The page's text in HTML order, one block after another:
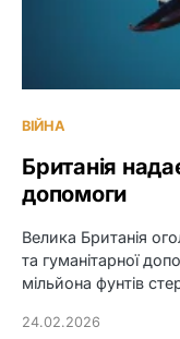
ВІЙНА
Британія
допомоги
Велика Британія
та гуманітарної
мільйона фунтів
24.02.2026